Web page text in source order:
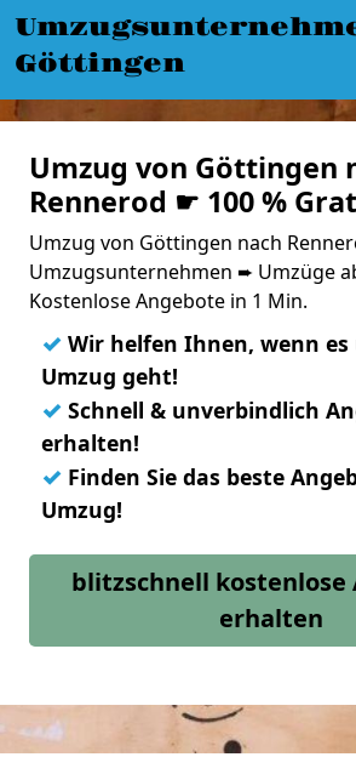
Göttingen
Umzug von Göttingen
Rennerod ☛ 100 %
Umzug von Göttingen nach
Umzugsunternehmen ➨ Umzüge
Kostenlose Angebote in 1 Min.
✓ Wir helfen Ihnen, wenn
Umzug geht!
✓ Schnell & unverbindlich
erhalten!
✓ Finden Sie das beste
Umzug!
blitzschnell kostenlose
erhalten